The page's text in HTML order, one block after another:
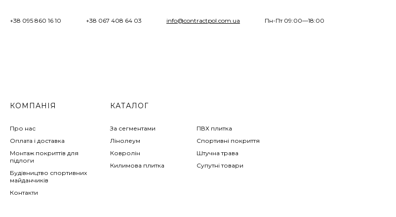
+38 095 860 16 10 +38 067 408 64 03 info@contractpol.com.ua Пн-Пт 09:00—18:00
КОМПАНІЯ
Про нас
Оплата і доставка
Монтаж покриттів для
підлоги
Будівництво спортивних
майданчиків
Контакти
КАТАЛОГ
За сегментами
Лінолеум
Ковролін
Килимова плитка
ПВХ плитка
Спортивні покриття
Штучна трава
Супутні товари